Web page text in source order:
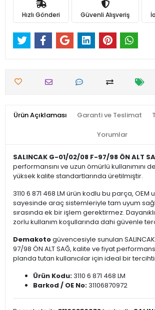
Hızlı Gönderi Güvenli Alışveriş
Ürün Açıklaması Garanti ve Teslimat
Yorumlar
SALINCAK G-01/02/08 F-97/98 ÖN ALT
performansını ve uzun ömürlü kullanımını
yüksek kalite standartlarında üretilmiştir.
3110 6 871 468 LM ürün kodlu bu parça, OEM
sayesinde araç sistemleriyle tam uyum
sırasında ek bir işlem gerektirmez.
zorlu kullanım koşullarında dahi güvenle
Demakotogüvencesiyle sunulan
97/98 ÖN ALT SAĞ, kalite ve fiyat
planda tutan kullanıcılar için ideal bir
Ürün Kodu:3110 6 871 468 LM
Barkod / OE No:31106870972